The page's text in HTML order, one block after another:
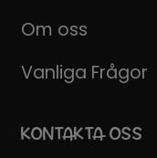
Om oss
Vanliga Frågor
KONTAKTA OSS